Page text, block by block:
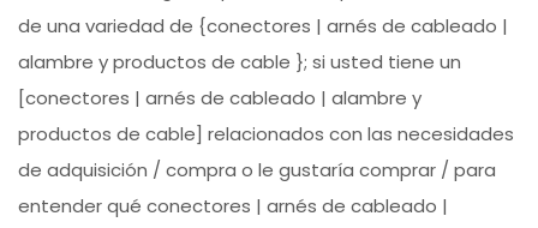
de una variedad de {conectores | arnés de cableado |
alambre y productos de cable }; si usted tiene un
[conectores | arnés de cableado | alambre y
productos de cable] relacionados con las necesidades
de adquisición / compra o le gustaría comprar / para
entender qué conectores | arnés de cableado |